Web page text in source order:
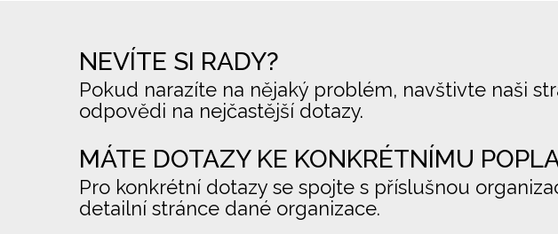
NEVÍTE SI RADY?
Pokud narazíte na nějaký problém, navštivte naši
odpovědi na nejčastější dotazy.
MÁTE DOTAZY KE KONKRÉTNÍMU
Pro konkrétní dotazy se spojte s příslušnou
detailní stránce dané organizace.